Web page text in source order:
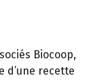
Biocoop,
d’une recette